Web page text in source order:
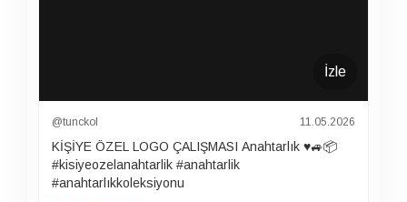
İzle
@tunckol 11.05.2026
KİŞİYE ÖZEL LOGO ÇALIŞMASI Anahtarlık ♥️🚙📦
#kisiyeozelanahtarlik #anahtarlik
#anahtarlıkkoleksiyonu